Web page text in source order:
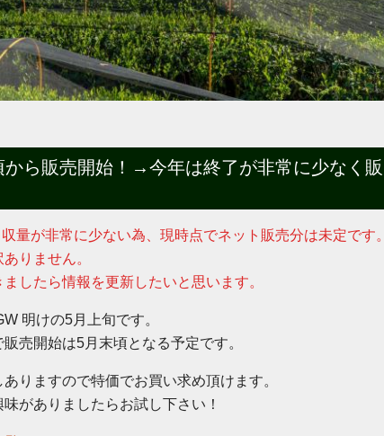
ら販売開始！→今年は終了が非常に少なく販
量が非常に少ない為、現時点でネット販売分は未定です。
りません。
したら情報を更新したいと思います。
明けの5月上旬です。
売開始は5月末頃となる予定です。
りますので特価でお買い求め頂けます。
がありましたらお試し下さい！